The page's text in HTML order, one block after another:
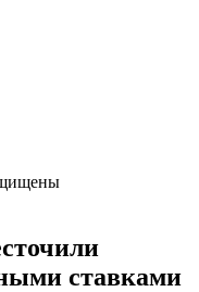
ставками